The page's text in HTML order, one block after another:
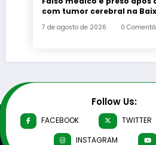
com tumor cerebral na
7 de agosto de 2026 0
Follow Us:
FACEBOOK TWITTER
INSTAGRAM